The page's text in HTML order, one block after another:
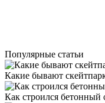
Популярные статьи
Какие бывают
Как строился бетонный